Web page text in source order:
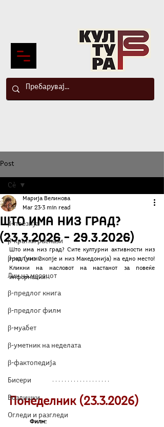
Post
Сè
β-поезија
β-кратки раскази
β-колумни
Лик на месецот
β-предлог книга
β-предлог филм
β-муабет
β-уметник на неделата
β-фактопедија
Бисери
Воздишки
Огледи и разгледи
Сè
Што има низ град?
(23.3.2026 – 29.3.2026)
Марија Велинова
Mar 23 3 min read
Што има низ град? Сите културни активности низ
град (низ Скопје и низ Македонија) на едно место!
Кликни на насловот на настанот за повеќе
информации!
Понеделник (23.3.2026)
	Филм: